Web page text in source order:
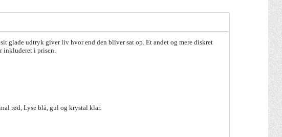
glade udtryk giver liv hvor end den bliver sat op. Et andet og mere diskret
inkluderet i prisen.
rød, Lyse blå, gul og krystal klar.